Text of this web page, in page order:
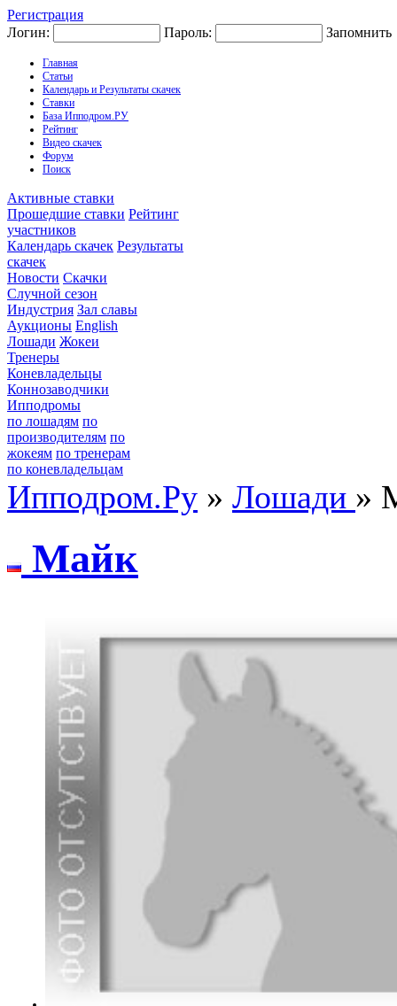
Регистрация
Логин:
Пароль: Запомнить
Главная
Статьи
Календарь и Результаты скачек
Ставки
База Ипподром.РУ
Рейтинг
Видео скачек
Форум
Поиск
Активные ставки
Прошедшие ставки Рейтинг
участников
Календарь скачек Результаты
скачек
Новости Скачки
Случной сезон
Индустрия Зал славы
Аукционы English
Лошади Жокеи
Тренеры
Коневладельцы
Коннозаводчики
Ипподромы
по лошадям по
производителям по
жокеям по тренерам
по коневладельцам
Ипподром.Ру » Лошади »
Майк